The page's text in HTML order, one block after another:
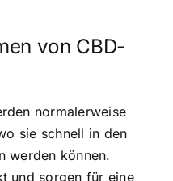
von CBD-
normalerweise
sie schnell in den
werden können.
und sorgen für eine